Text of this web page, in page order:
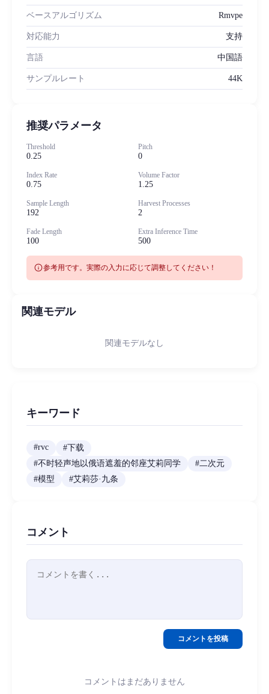
ベースアルゴリズム Rmvpe
対応能力 支持
言語 中国語
サンプルレート 44K
推奨パラメータ
Threshold
0.25
Pitch
0
Index Rate
0.75
Volume Factor
1.25
Sample Length
192
Harvest Processes
2
Fade Length
100
Extra Inference Time
500
info参考用です。実際の入力に応じて調整してください！
関連モデル
関連モデルなし
キーワード
#rvc #下载
#不时轻声地以俄语遮羞的邻座艾莉同学 #二次元
#模型 #艾莉莎·九条
コメント
コメントを投稿
コメントはまだありません